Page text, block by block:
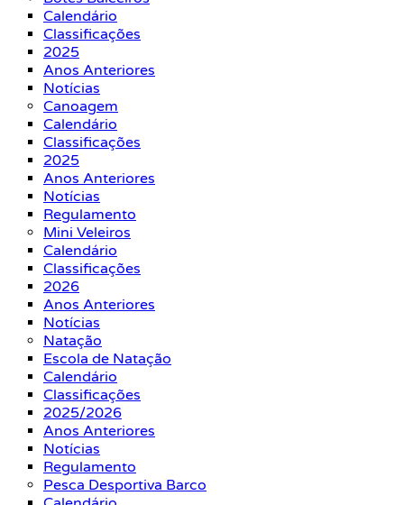
Calendário
Classificações
2025
Anos Anteriores
Notícias
Canoagem
Calendário
Classificações
2025
Anos Anteriores
Notícias
Regulamento
Mini Veleiros
Calendário
Classificações
2026
Anos Anteriores
Notícias
Natação
Escola de Natação
Calendário
Classificações
2025/2026
Anos Anteriores
Notícias
Regulamento
Pesca Desportiva Barco